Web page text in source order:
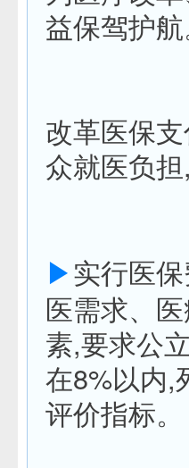
益保驾护航
改革医保
众就医负
▶实行医
医需求、
素,要求公
在8%以内,
评价指标。